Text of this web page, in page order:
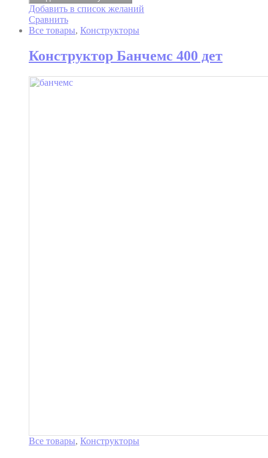
Добавить в список желаний
Сравнить
Все товары, Конструкторы
Конструктор Банчемс 400 дет
Все товары, Конструкторы